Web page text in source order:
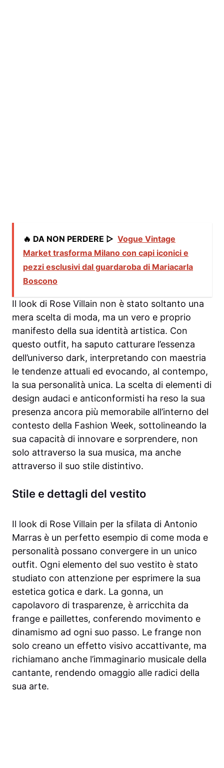
🔥 DA NON PERDERE ▷ Vogue Vintage
Market trasforma Milano con capi iconici e
pezzi esclusivi dal guardaroba di Mariacarla
Boscono
Il look di Rose Villain non è stato soltanto una
mera scelta di moda, ma un vero e proprio
manifesto della sua identità artistica. Con
questo outfit, ha saputo catturare l’essenza
dell’universo dark, interpretando con maestria
le tendenze attuali ed evocando, al contempo,
la sua personalità unica. La scelta di elementi di
design audaci e anticonformisti ha reso la sua
presenza ancora più memorabile all’interno del
contesto della Fashion Week, sottolineando la
sua capacità di innovare e sorprendere, non
solo attraverso la sua musica, ma anche
attraverso il suo stile distintivo.
Stile e dettagli del vestito
Il look di Rose Villain per la sfilata di Antonio
Marras è un perfetto esempio di come moda e
personalità possano convergere in un unico
outfit. Ogni elemento del suo vestito è stato
studiato con attenzione per esprimere la sua
estetica gotica e dark. La gonna, un
capolavoro di trasparenze, è arricchita da
frange e paillettes, conferendo movimento e
dinamismo ad ogni suo passo. Le frange non
solo creano un effetto visivo accattivante, ma
richiamano anche l’immaginario musicale della
cantante, rendendo omaggio alle radici della
sua arte.